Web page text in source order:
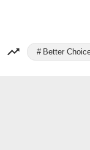
Better